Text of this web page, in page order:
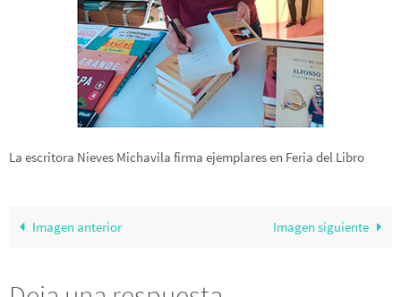
La escritora Nieves Michavila firma ejemplares en Feria del Libro
Imagen anterior Imagen siguiente